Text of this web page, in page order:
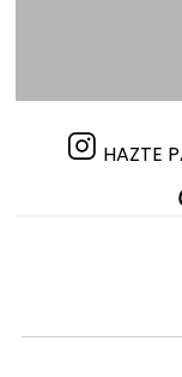
HAZTE